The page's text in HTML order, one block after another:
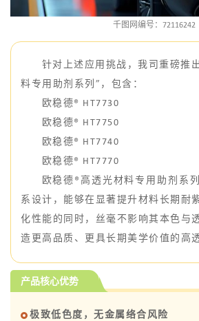
千图网编号：72116242
针对上述应用挑战，我司重磅推
料专用助剂系列”，包含：
欧稳德® HT7730
欧稳德® HT7750
欧稳德® HT7740
欧稳德® HT7770
欧稳德®高透光材料专用助剂系
系设计，能够在显著提升材料长期耐
化性能的同时，丝毫不影响其本色与
造更高品质、更具长期美学价值的高
产品核心优势
极致低色度，无金属络合风险